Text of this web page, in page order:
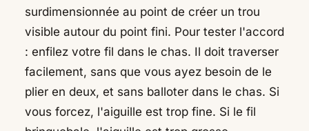
surdimensionnée au point de créer un trou
visible autour du point fini. Pour tester l'accord
: enfilez votre fil dans le chas. Il doit traverser
facilement, sans que vous ayez besoin de le
plier en deux, et sans balloter dans le chas. Si
vous forcez, l'aiguille est trop fine. Si le fil